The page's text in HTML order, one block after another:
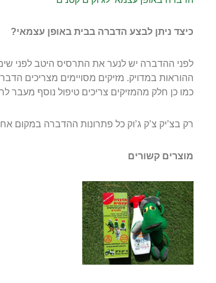
כיצד ניתן לבצע הדברה בבית באופן עצמאי?
לפני ההדברה יש לנער את התרסיס היטב לפני
ההוראות במדויק. מזיקים מסויימים מצריכים
כמו כן חלק מהמזיקים צריכים טיפול נוסף מעבר
רק בצ’יק צ’ק ג’וק כל פתרונות ההדברה במקום אחד! 1-700-500-
מוצרים קשורים